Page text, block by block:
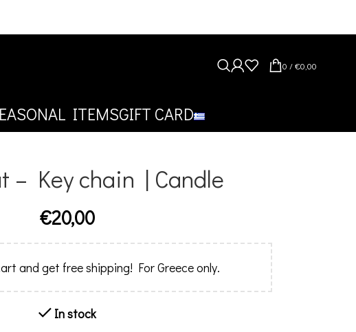
0 /€0,00
ITEMSGIFT CARD
– Key chain | Candle
€20,00
and get free shipping! For Greece only.
In stock